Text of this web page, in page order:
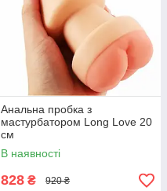
Анальна пробка з
мастурбатором Long Love 20
см
В наявності
828 ₴ 920 ₴